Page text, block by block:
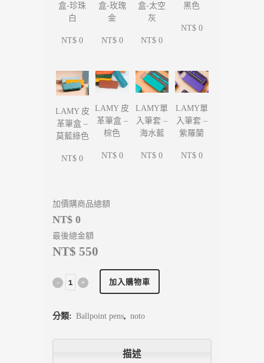
盒-珍珠
白
NT$ 0
盒-玫瑰
金
NT$ 0
盒-太空
灰
NT$ 0
黑色
NT$ 0
LAMY 皮
革筆盒 –
莫藍綠色
NT$ 0
LAMY 皮
革筆盒 –
棕色
NT$ 0
LAMY單
入筆套 –
海水藍
NT$ 0
LAMY單
入筆套 –
紫羅蘭
NT$ 0
加價購商品總額
NT$ 0
最後總金額
NT$ 550
加入購物車
分類: Ballpoint pens, noto
描述